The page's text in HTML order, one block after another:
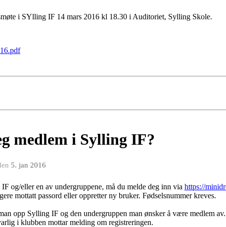
i SYlling IF 14 mars 2016 kl 18.30 i Auditoriet, Sylling Skole.
medlem i Sylling IF?
5. jan 2016
og/eller en av undergruppene, må du melde deg inn via https://
mottatt passord eller oppretter ny bruker. Fødselsnummer kreves.
opp Sylling IF og den undergruppen man ønsker å være medlem av.
i klubben mottar melding om registreringen.